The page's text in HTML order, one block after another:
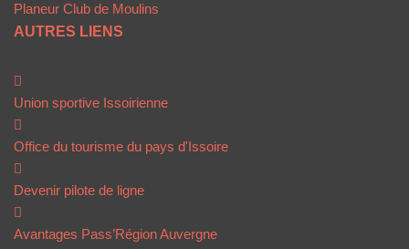
Planeur Club de Moulins
AUTRES LIENS
Union sportive Issoirienne
Office du tourisme du pays d'Issoire
Devenir pilote de ligne
Avantages Pass’Région Auvergne